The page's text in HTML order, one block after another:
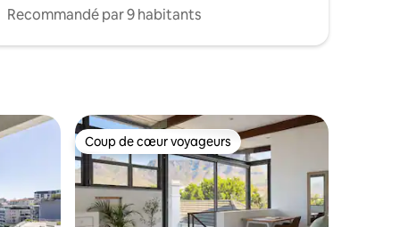
Recommandé par 9 habitants
Coup de cœur voyageurs
Coup de cœur voyageurs